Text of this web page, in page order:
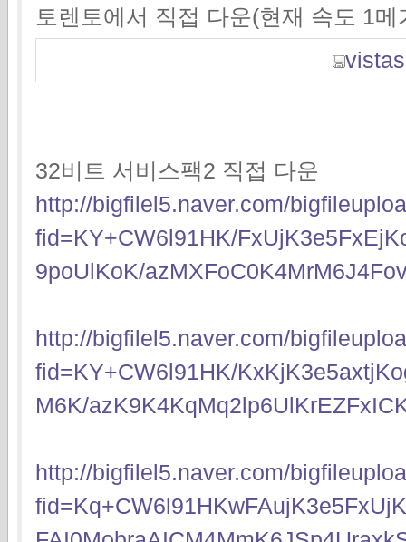
토렌토에서 직접 다운(현재 속도 1
32비트 서비스팩2 직접 다운
http://bigfilel5.naver.com/
fid=KY+CW6l91HK/
9poUlKoK/
http://bigfilel5.naver.com/
fid=KY+CW6l91HK/
M6K/
http://bigfilel5.naver.com/